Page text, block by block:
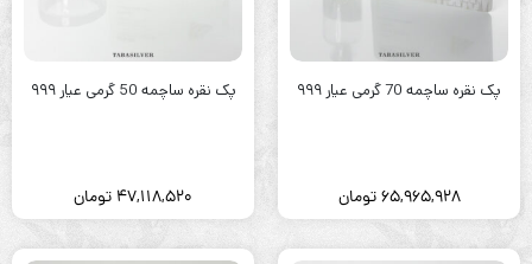
پک نقره ساچمه 70 گرمی عیار ۹۹۹
65,965,928 تومان
پک نقره ساچمه 50 گرمی عیار ۹۹۹
47,118,520 تومان